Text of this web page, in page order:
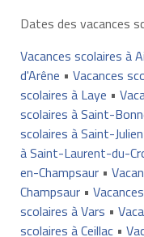
Dates des vacances
Vacances scolaires à
d'Arêne • Vacances
scolaires à Laye •
scolaires à Saint-
scolaires à Saint-
à Saint-Laurent-du-
en-Champsaur•
Champsaur•
scolaires à Vars •
scolaires à Ceillac•